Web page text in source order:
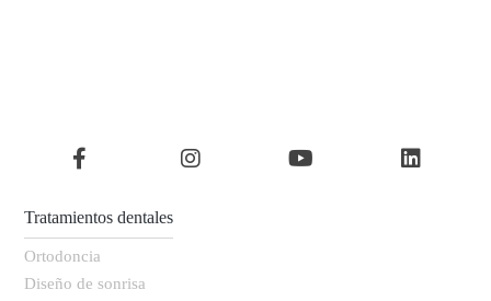
Tratamientos dentales
Ortodoncia
Diseño de sonrisa